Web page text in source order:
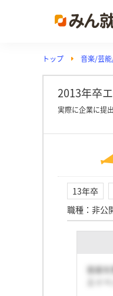
トップ 音楽/芸
2013年卒
実際に企業に提
13年卒
職種 ： 非公
音楽
エイ